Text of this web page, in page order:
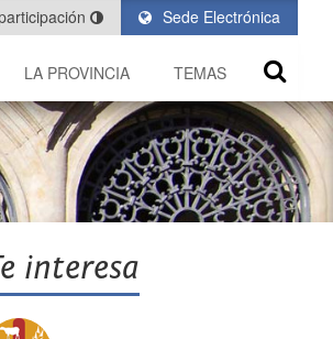
Sede Electrónica
LA PROVINCIA TEMAS
interesa